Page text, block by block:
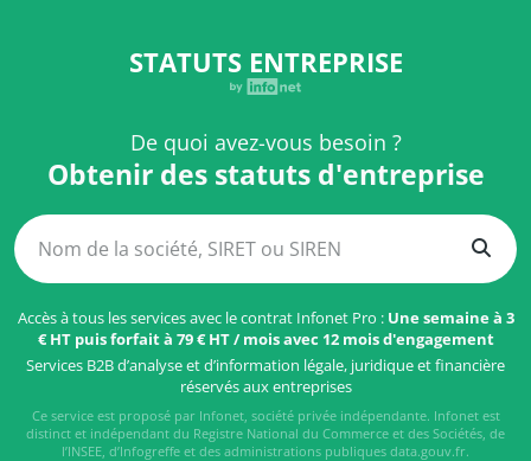
STATUTS ENTREPRISE
De quoi avez-vous besoin ?
Obtenir des statuts d'entreprise
Accès à tous les services avec le contrat Infonet Pro : Une semaine à 3
€ HT puis forfait à 79 € HT / mois avec 12 mois d'engagement
Services B2B d’analyse et d’information légale, juridique et financière
réservés aux entreprises
Ce service est proposé par Infonet, société privée indépendante. Infonet est
distinct et indépendant du Registre National du Commerce et des Sociétés, de
l’INSEE, d’Infogreffe et des administrations publiques data.gouv.fr.